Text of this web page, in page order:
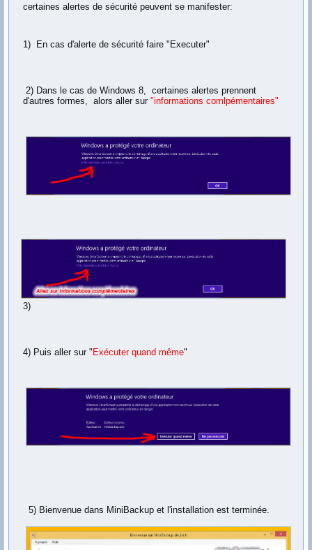
certaines alertes de sécurité peuvent se manifester:
1) En cas d'alerte de sécurité faire "Executer"
2) Dans le cas de Windows 8, certaines alertes prennent
d'autres formes, alors aller sur"informations comlpémentaires"
3)
4) Puis aller sur " Exécuter quand même"
5) Bienvenue dans MiniBackup et l'installation est terminée.